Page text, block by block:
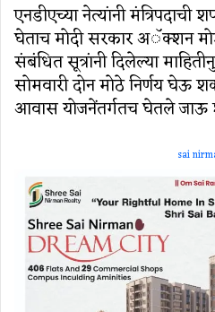
एनडीएच्या नेत्यांनी मंत्रिपदाची
घेताच मोदी सरकार अॅक्शन
संबंधित सूत्रांनी दिलेल्या
सोमवारी दोन मोठे निर्णय घेऊ
आवास योजनेंतर्गतच घेतले
sai